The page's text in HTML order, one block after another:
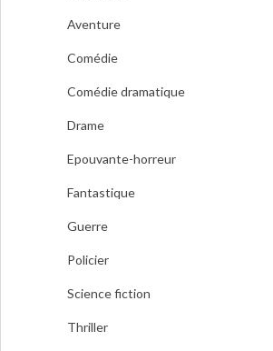
Aventure
Comédie
Comédie dramatique
Drame
Epouvante-horreur
Fantastique
Guerre
Policier
Science fiction
Thriller